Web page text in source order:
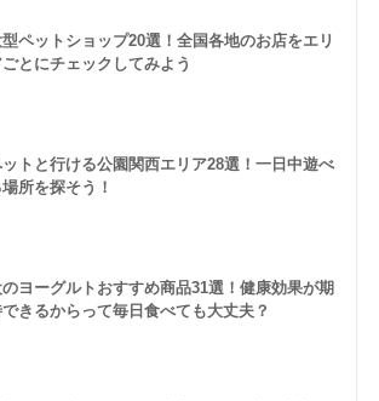
型ペットショップ20選！全国各地のお店をエリ
ごとにチェックしてみよう
トと行ける公園関西エリア28選！一日中遊べ
場所を探そう！
ヨーグルトおすすめ商品31選！健康効果が期
きるからって毎日食べても大丈夫？